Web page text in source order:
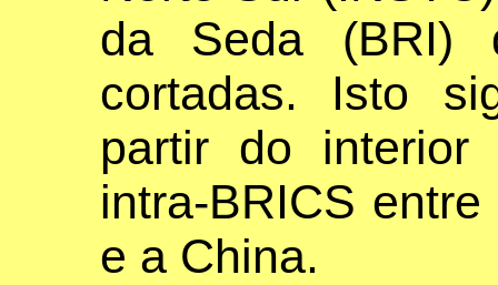
da Seda (BRI)
cortadas. Isto
partir do interior
intra-BRICS
e a China.